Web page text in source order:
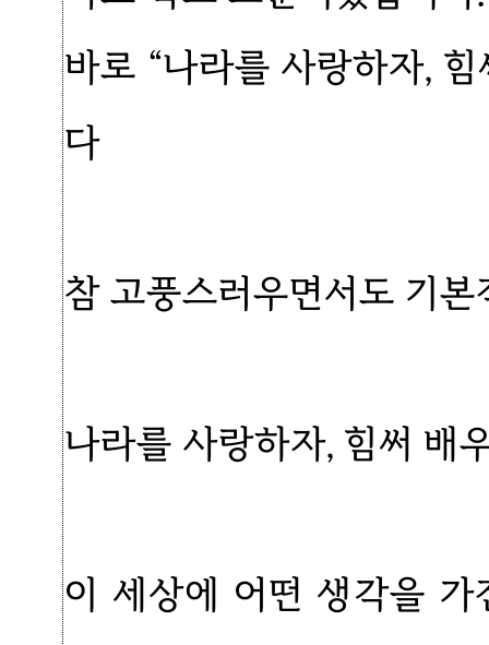
바로 “나라를 사랑하자,
다
참 고풍스러우면서도 기본
나라를 사랑하자, 힘써 배
이 세상에 어떤 생각을